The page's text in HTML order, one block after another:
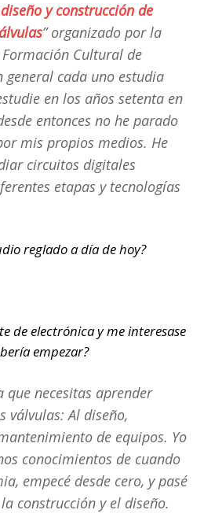
y construcción de
” organizado por la
Formación Cultural de
general cada uno estudia
en los años setenta en
entonces no he parado
mis propios medios. He
circuitos digitales
etapas y tecnologías
reglado a día de hoy?
de electrónica y me interesase
empezar?
que necesitas aprender
válvulas: Al diseño,
de equipos. Yo
conocimientos de cuando
empecé desde cero, y pasé
construcción y el diseño.